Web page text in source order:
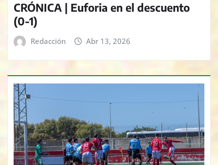
CRÓNICA | Euforia en el descuento
(0-1)
Redacción Abr 13, 2026